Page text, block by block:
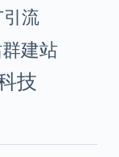
流
建站
技